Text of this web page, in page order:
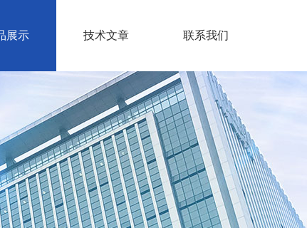
展示 技术文章 联系我们